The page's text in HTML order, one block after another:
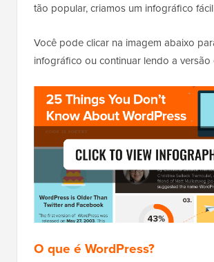
tão popular, criamos um infográfico
Você pode clicar na imagem abaixo
infográfico ou continuar lendo a versão
O que é WordPress?